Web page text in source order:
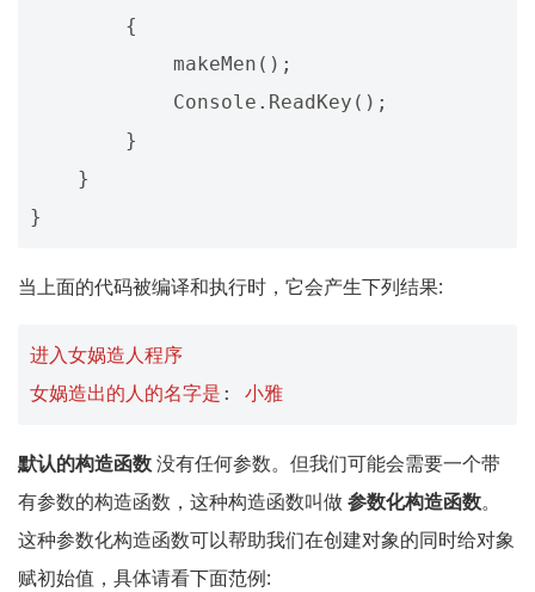
{
makeMen ();
Console . ReadKey ();
}
}
}
当上面的代码被编译和执行时，它会产生下列结果:
进入女娲造人程序
女娲造出的人的名字是 : 小雅
默认的构造函数没有任何参数。但我们可能会需要一个带
有参数的构造函数，这种构造函数叫做参数化构造函数。
这种参数化构造函数可以帮助我们在创建对象的同时给对象
赋初始值，具体请看下面范例: